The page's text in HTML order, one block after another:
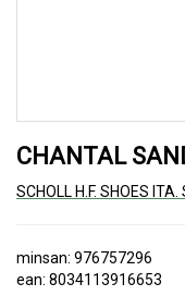
CHANTAL
SCHOLL H.F. SHOES ITA.
minsan: 976757296
ean: 8034113916653